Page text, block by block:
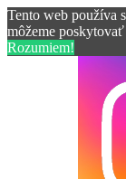
Tento web používa
môžeme
Rozumiem!